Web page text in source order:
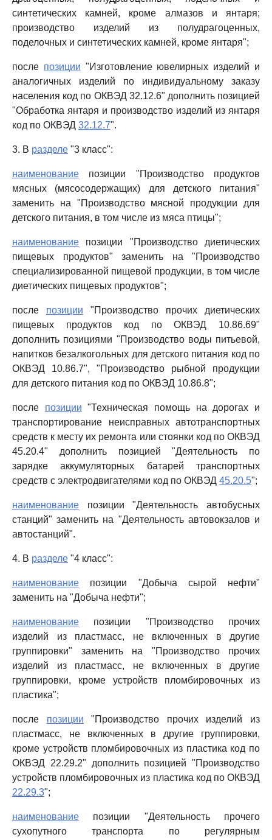
синтетических камней, кроме алмазов и янтаря;
производство изделий из полудрагоценных,
поделочных и синтетических камней, кроме янтаря";
после позиции "Изготовление ювелирных изделий и
аналогичных изделий по индивидуальному заказу
населения код по ОКВЭД 32.12.6" дополнить позицией
"Обработка янтаря и производство изделий из янтаря
код по ОКВЭД 32.12.7".
3. В разделе "3 класс":
наименование позиции "Производство продуктов
мясных (мясосодержащих) для детского питания"
заменить на "Производство мясной продукции для
детского питания, в том числе из мяса птицы";
наименование позиции "Производство диетических
пищевых продуктов" заменить на "Производство
специализированной пищевой продукции, в том числе
диетических пищевых продуктов";
после позиции "Производство прочих диетических
пищевых продуктов код по ОКВЭД 10.86.69"
дополнить позициями "Производство воды питьевой,
напитков безалкогольных для детского питания код по
ОКВЭД 10.86.7", "Производство рыбной продукции
для детского питания код по ОКВЭД 10.86.8";
после позиции "Техническая помощь на дорогах и
транспортирование неисправных автотранспортных
средств к месту их ремонта или стоянки код по ОКВЭД
45.20.4" дополнить позицией "Деятельность по
зарядке аккумуляторных батарей транспортных
средств с электродвигателями код по ОКВЭД 45.20.5";
наименование позиции "Деятельность автобусных
станций" заменить на "Деятельность автовокзалов и
автостанций".
4. В разделе "4 класс":
наименование позиции "Добыча сырой нефти"
заменить на "Добыча нефти";
наименование позиции "Производство прочих
изделий из пластмасс, не включенных в другие
группировки" заменить на "Производство прочих
изделий из пластмасс, не включенных в другие
группировки, кроме устройств пломбировочных из
пластика";
после позиции "Производство прочих изделий из
пластмасс, не включенных в другие группировки,
кроме устройств пломбировочных из пластика код по
ОКВЭД 22.29.2" дополнить позицией "Производство
устройств пломбировочных из пластика код по ОКВЭД
22.29.3";
наименование позиции "Деятельность прочего
сухопутного транспорта по регулярным